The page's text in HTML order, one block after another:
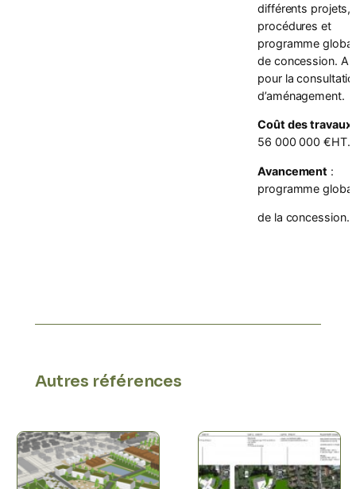
différents projets,
procédures et
programme global
de concession.
pour la
d’aménagement.
Coût des travaux
56 000 000 €HT.
Avancement :
programme global
de la concession.
Autres références